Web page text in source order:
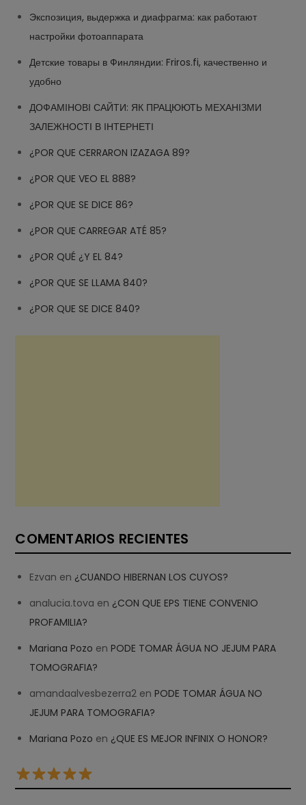
Экспозиция, выдержка и диафрагма: как работают
настройки фотоаппарата
Детские товары в Финляндии: Friros.fi, качественно и
удобно
ДОФАМІНОВІ САЙТИ: ЯК ПРАЦЮЮТЬ МЕХАНІЗМИ
ЗАЛЕЖНОСТІ В ІНТЕРНЕТІ
¿POR QUE CERRARON IZAZAGA 89?
¿POR QUE VEO EL 888?
¿POR QUE SE DICE 86?
¿POR QUE CARREGAR ATÉ 85?
¿POR QUÉ ¿Y EL 84?
¿POR QUE SE LLAMA 840?
¿POR QUE SE DICE 840?
COMENTARIOS RECIENTES
Ezvan en ¿CUANDO HIBERNAN LOS CUYOS?
analucia.tova en ¿CON QUE EPS TIENE CONVENIO
PROFAMILIA?
Mariana Pozo enPODE TOMAR ÁGUA NO JEJUM PARA
TOMOGRAFIA?
amandaalvesbezerra2 enPODE TOMAR ÁGUA NO
JEJUM PARA TOMOGRAFIA?
Mariana Pozo en ¿QUE ES MEJOR INFINIX O HONOR?